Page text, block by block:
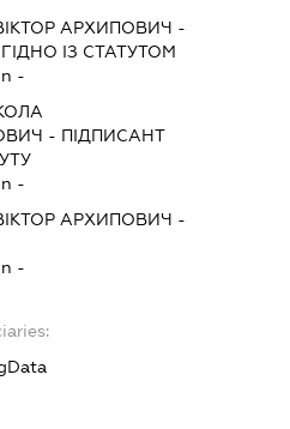
АРХИПОВИЧ -
ІЗ СТАТУТОМ
-
- ПІДПИСАНТ
-
АРХИПОВИЧ -
-